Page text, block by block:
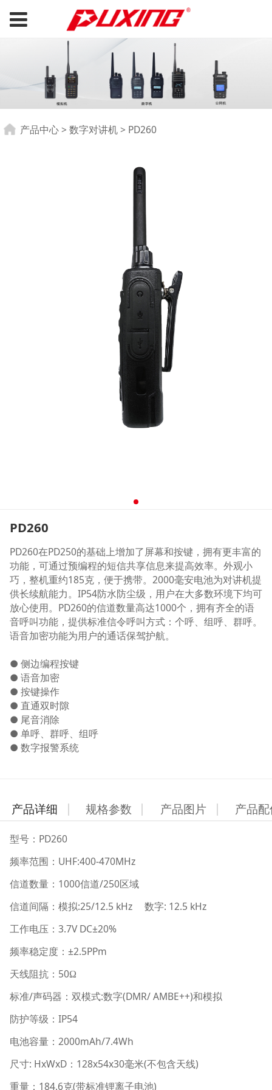
PD260
产品中心> 数字对讲机> PD260
PD260
PD260在PD250的基础上增加了屏幕和按键，拥有更丰富的
功能，可通过预编程的短信共享信息来提高效率。外观小
巧，整机重约185克，便于携带。2000毫安电池为对讲机提
供长续航能力。IP54防水防尘级，用户在大多数环境下均可
放心使用。PD260的信道数量高达1000个，拥有齐全的语
音呼叫功能，提供标准信令呼叫方式：个呼、组呼、群呼。
语音加密功能为用户的通话保驾护航。
● 侧边编程按键
● 语音加密
● 按键操作
● 直通双时隙
● 尾音消除
● 单呼、群呼、组呼
● 数字报警系统
产品详细 规格参数 产品图片 产品
型号： PD260
频率范围： UHF:400-470MHz
信道数量： 1000信道/250区域
信道间隔：模拟:25/12.5 kHz 数字: 12.5 kHz
工作电压： 3.7V DC±20%
频率稳定度： ±2.5PPm
天线阻抗： 50Ω
标准/声码器：双模式:数字(DMR/ AMBE++)和模拟
防护等级： IP54
电池容量： 2000mAh/7.4Wh
尺寸: HxWxD： 128x54x30毫米(不包含天线)
重量： 184.6克(带标准锂离子电池)